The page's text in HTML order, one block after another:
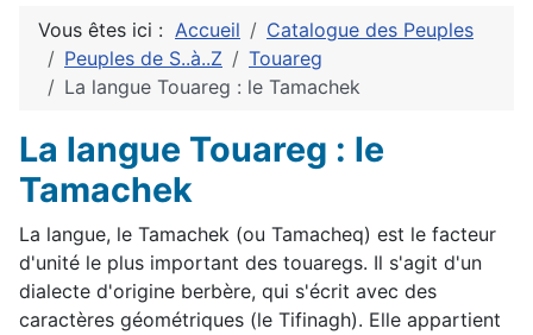
Vous êtes ici : Accueil
Catalogue des Peuples
Peuples de S..à..Z
Touareg
La langue Touareg : le Tamachek
La langue Touareg : le
Tamachek
La langue, le Tamachek (ou Tamacheq) est le facteur
d'unité le plus important des touaregs. Il s'agit d'un
dialecte d'origine berbère, qui s'écrit avec des
caractères géométriques (le Tifinagh). Elle appartient